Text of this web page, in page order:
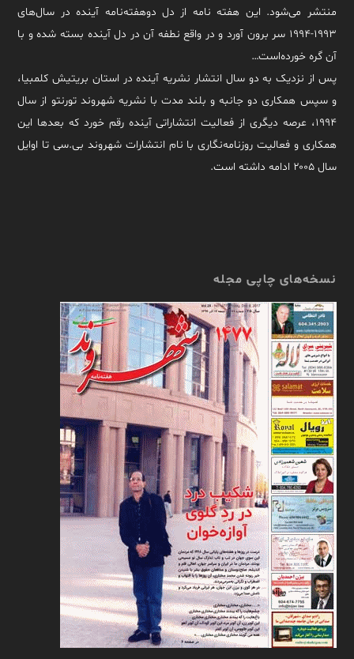
منتشر می‌شود. این هفته نامه از دل دوهفته‌نامه آینده در سال‌های
۱۹۹۳-۱۹۹۴ سر برون آورد و در واقع نطفه آن در دل آینده بسته شده و با
آن گره خورده‌است…
پس از نزدیک به دو سال انتشار نشریه آینده در استان بریتیش کلمبیا،
و سپس همکاری دو جانبه و بلند مدت با نشریه شهروند تورنتو از سال
۱۹۹۴، عرصه دیگری از فعالیت انتشاراتی آینده رقم خورد که بعدها این
همکاری و فعالیت روزنامه‌نگاری با نام انتشارات شهروند بی.سی تا اوایل
سال ۲۰۰۵ ادامه داشته است.
نسخه‌های چاپی مجله